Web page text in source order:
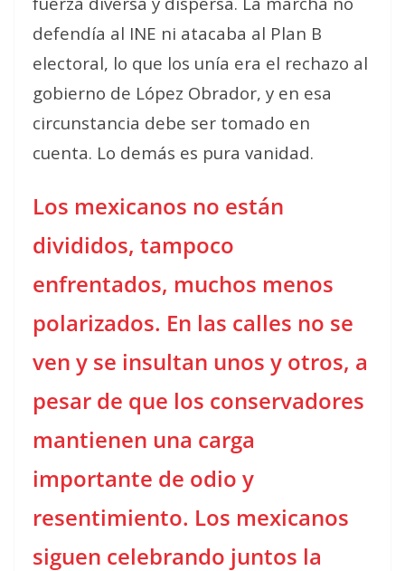
defendía al INE ni atacaba al Plan B
electoral, lo que los unía era el rechazo al
gobierno de López Obrador, y en esa
circunstancia debe ser tomado en
cuenta. Lo demás es pura vanidad.
Los mexicanos no están
divididos, tampoco
enfrentados, muchos menos
polarizados. En las calles no se
ven y se insultan unos y otros, a
pesar de que los conservadores
mantienen una carga
importante de odio y
resentimiento. Los mexicanos
siguen celebrando juntos la